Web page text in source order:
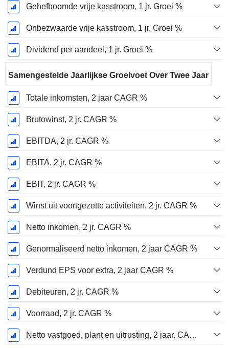
Gehefboomde vrije kasstroom, 1 jr. Groei %
Onbezwaarde vrije kasstroom, 1 jr. Groei %
Dividend per aandeel, 1 jr. Groei %
Samengestelde Jaarlijkse Groeivoet Over Twee Jaar
Totale inkomsten, 2 jaar CAGR %
Brutowinst, 2 jr. CAGR %
EBITDA, 2 jr. CAGR %
EBITA, 2 jr. CAGR %
EBIT, 2 jr. CAGR %
Winst uit voortgezette activiteiten, 2 jr. CAGR %
Netto inkomen, 2 jr. CAGR %
Genormaliseerd netto inkomen, 2 jaar CAGR %
Verdund EPS voor extra, 2 jaar CAGR %
Debiteuren, 2 jr. CAGR %
Voorraad, 2 jr. CAGR %
Netto vastgoed, plant en uitrusting, 2 jaar. CAGR %